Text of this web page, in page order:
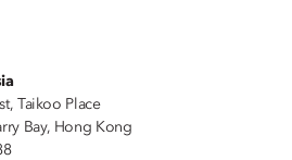
Taikoo Place
Bay, Hong Kong